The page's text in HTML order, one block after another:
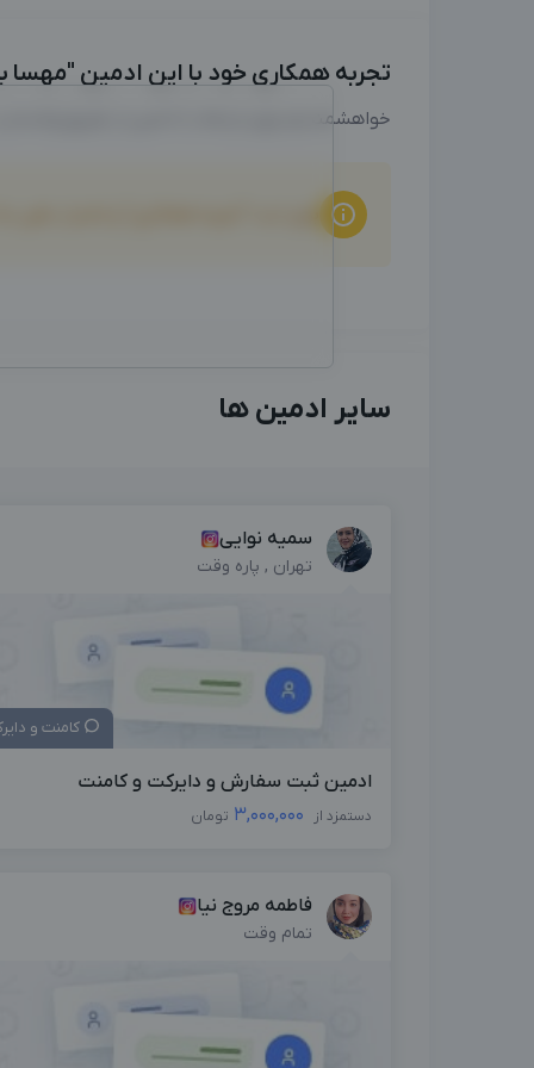
تجربه همکاری خود با این ادمین "مهسا
خواهشمندیم برای ارتباط با ادمین از طریق
سایر ادمین ها
سمیه نوایی
تهران , پاره وقت
کامنت و
ادمین ثبت سفارش و دایرکت و کامنت
دستمزد از 3,000,000 تومان
فاطمه مروج نیا
تمام وقت